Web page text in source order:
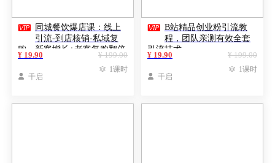

同城餐饮爆店课：线上
引流-到店核销-私域复
购，新客增长+老客复购翻倍
目标
¥ 199.00
¥ 19.90
 千启
 1课时
 B站精品创业粉引流教
程，团队亲测有效全套
引流技术
¥ 199.00
¥ 19.90
 千启
 1课时